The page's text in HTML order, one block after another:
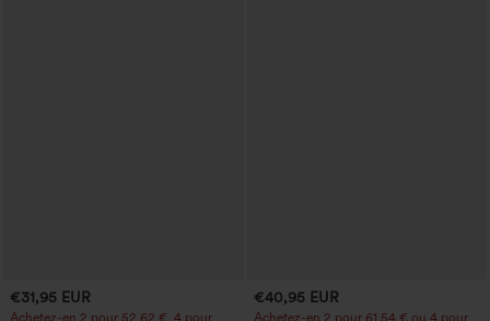
€31,95 EUR
Achetez-en 2 pour 52,62 €, 4 pour
€40,95 EUR
Achetez-en 2 pour 61,54 € ou 4 pour